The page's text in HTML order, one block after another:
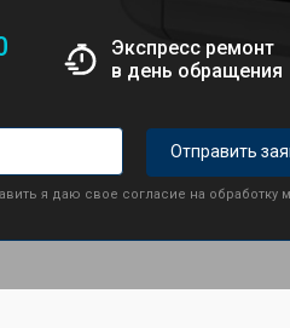
Экспресс ремонт
в день обращения
Отправить
я даю свое согласие на обработку